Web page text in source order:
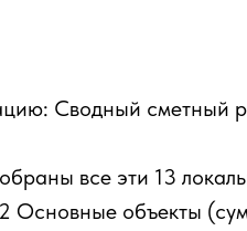
Сводный сметный
все эти 13
Основные объекты